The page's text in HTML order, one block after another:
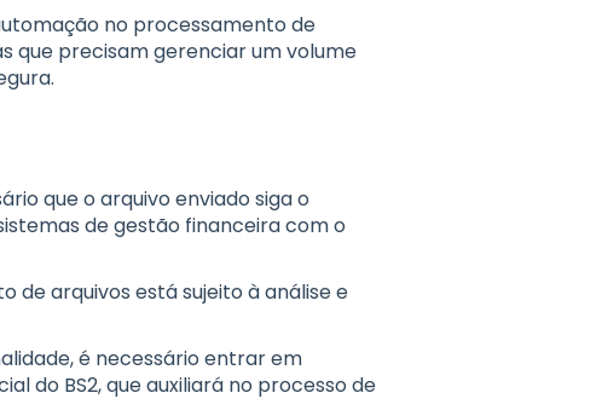
no processamento de
que precisam gerenciar um volume
que o arquivo enviado siga o
de gestão financeira com o
de arquivos está sujeito à análise e
é necessário entrar em
do BS2, que auxiliará no processo de